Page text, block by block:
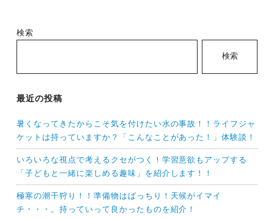
検索
検索
最近の投稿
暑くなってきたからこそ気を付けたい水の事故！！ライフジャ
ケットは持っていますか？「こんなことがあった！」体験談！
いろいろな視点で考えるクセがつく！学習意欲もアップする
「子どもと一緒に楽しめる趣味」を紹介します！！
極寒の潮干狩り！！準備物はばっちり！天候がイマイ
チ・・・。持っていって良かったものを紹介！